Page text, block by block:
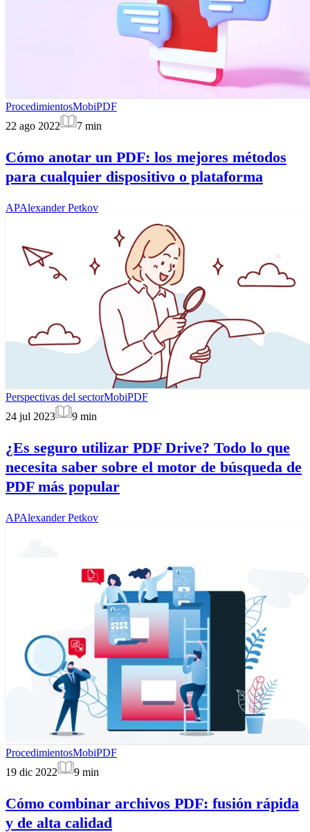
ProcedimientosMobiPDF
22 ago 2022
7 min
Cómo anotar un PDF: los mejores métodos
para cualquier dispositivo o plataforma
APAlexander Petkov
Perspectivas del sectorMobiPDF
24 jul 2023
9 min
¿Es seguro utilizar PDF Drive? Todo lo que
necesita saber sobre el motor de búsqueda de
PDF más popular
APAlexander Petkov
ProcedimientosMobiPDF
19 dic 2022
9 min
Cómo combinar archivos PDF: fusión rápida
y de alta calidad